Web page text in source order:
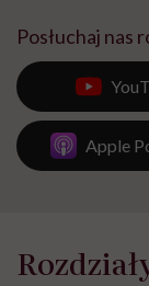
Posłuchaj nas
Apple